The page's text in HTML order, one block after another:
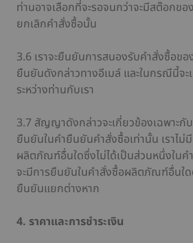
ท่านอาจเลือกที่จะรอจนกว่าจะมีสต๊อก
ยกเลิกคำสั่งซื้อนั้น
3.6 เราจะยืนยันการสนองรับคำสั่งซื้อข
ยืนยันดังกล่าวทางอีเมล์ และในกรณีนี้
ระหว่างท่านกับเรา
3.7 สัญญาดังกล่าวจะเกี่ยวข้องเฉพาะ
ยืนยันในคำยืนยันคำสั่งซื้อเท่านั้น เราไ
ผลิตภัณฑ์อื่นใดซึ่งไม่ได้เป็นส่วนหนึ่งในค
จะมีการยืนยันในคำสั่งซื้อผลิตภัณฑ์อื่นใด
ยืนยันแยกต่างหาก
4. ราคาและการชำระเงิน